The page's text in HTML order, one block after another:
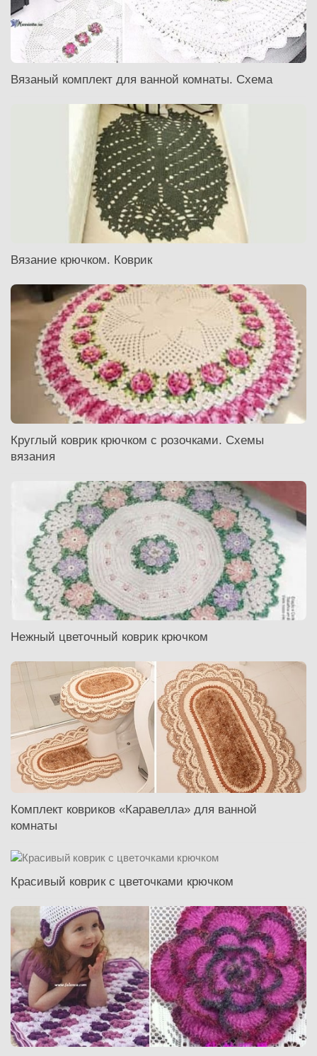
Вязаный комплект для ванной комнаты. Схема
Вязание крючком. Коврик
Круглый коврик крючком с розочками. Схемы
вязания
Нежный цветочный коврик крючком
Комплект ковриков «Каравелла» для ванной
комнаты
Красивый коврик с цветочками крючком